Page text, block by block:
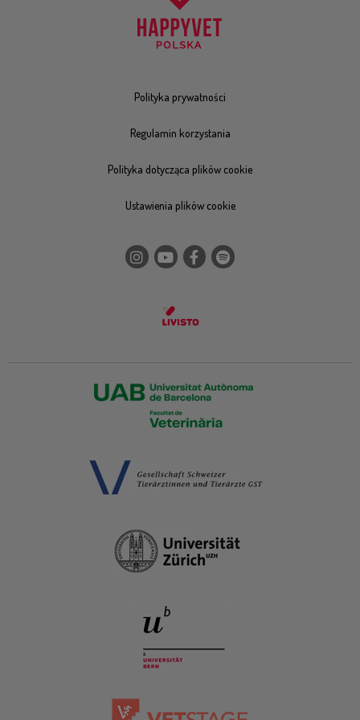
Polityka prywatności
Regulamin korzystania
Polityka dotycząca plików cookie
Ustawienia plików cookie